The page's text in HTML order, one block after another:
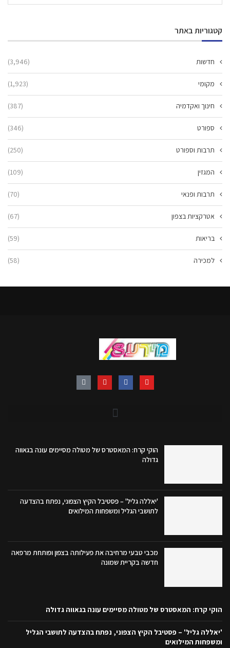
קטגוריות באתר
חדשות (3,946)
מקומי (1,923)
חינוך ואקדמיה (387)
ספורט (346)
תרבות וספורט (250)
המגזין (109)
תרבות ופנאי (70)
אטרקציות בצפון (67)
בריאות (59)
למכירה (58)
הוקי קרח: המאסטרס של מטולה מסיימים עונה בגאווה
גדולה
'יאללה גליל' – פסטיבל הקיץ הצפוני, נפתח בהצדעה
לתושבי הגליל ומשפחות המילואים
מכבי טבעי מרחיבה את פעילותה בצפון ופותחת מרפאה
חדשה בקריית שמונה
הוקי קרח: המאסטרס של מטולה מסיימים עונה בגאווה גדולה
'יאללה גליל' – פסטיבל הקיץ הצפוני, נפתח בהצדעה לתושבי הגליל
ומשפחות המילואים